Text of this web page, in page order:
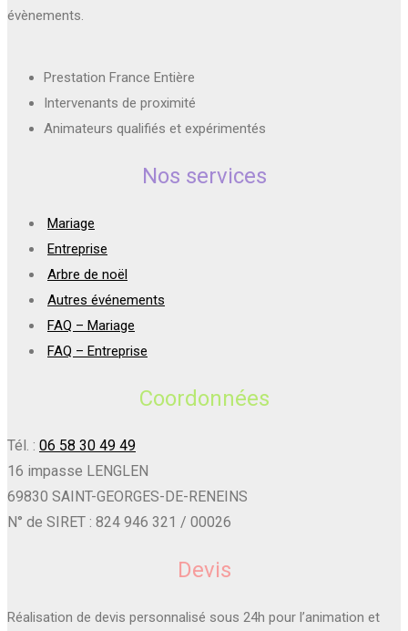
évènements.
Prestation France Entière
Intervenants de proximité
Animateurs qualifiés et expérimentés
Nos services
Mariage
Entreprise
Arbre de noël
Autres événements
FAQ – Mariage
FAQ – Entreprise
Coordonnées
Tél. : 06 58 30 49 49
16 impasse LENGLEN
69830 SAINT-GEORGES-DE-RENEINS
N° de SIRET : 824 946 321 / 00026
Devis
Réalisation de devis personnalisé sous 24h pour l’animation et